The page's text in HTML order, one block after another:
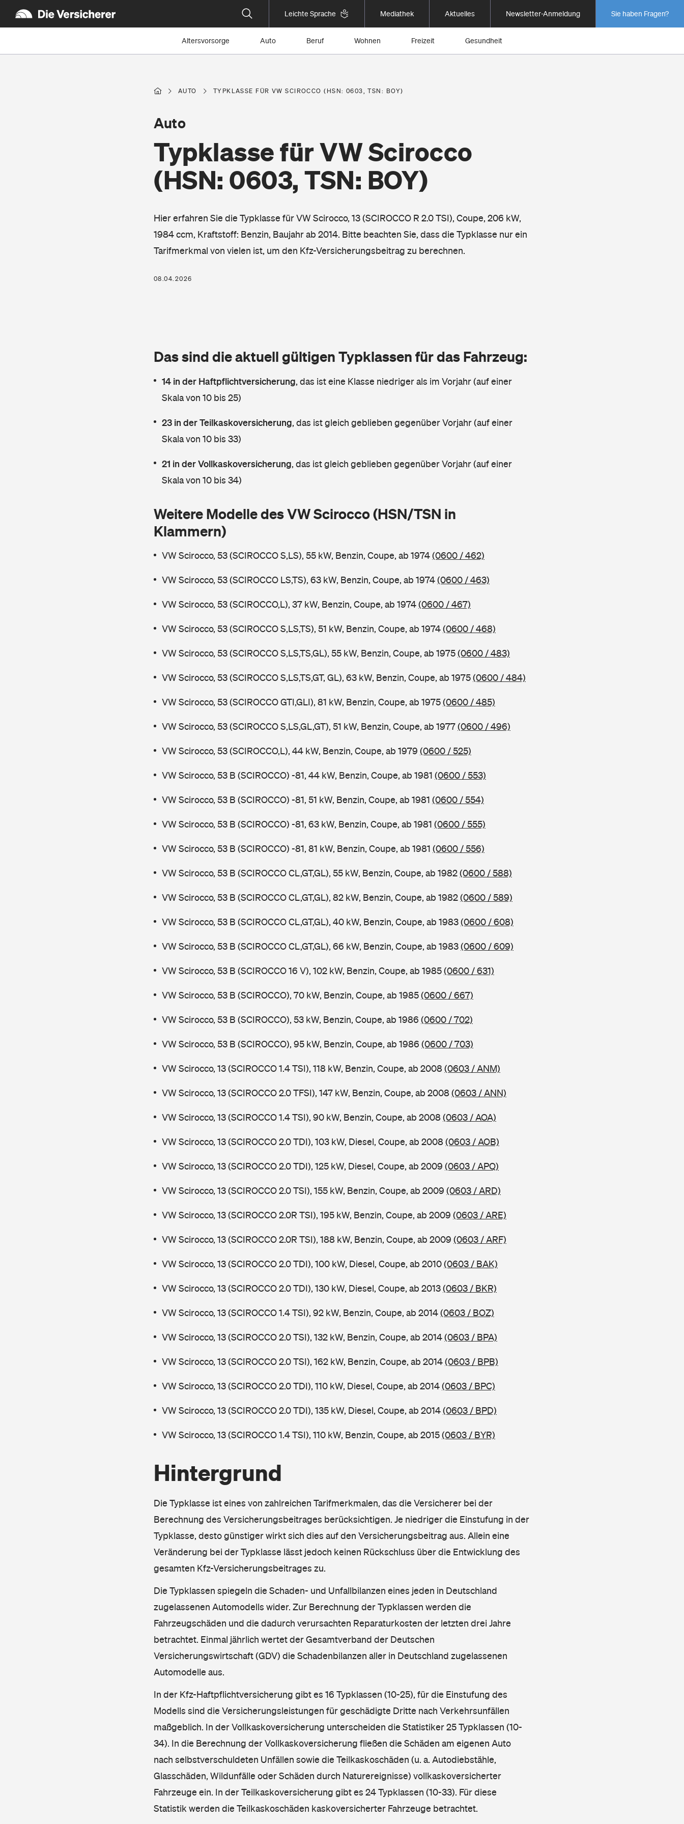
Leichte Sprache Mediathek Aktuelles Newsletter-Anmeldung Sie haben Fragen?
Altersvorsorge Auto Beruf Wohnen Freizeit Gesundheit
AUTO TYPKLASSE FÜR VW SCIROCCO (HSN: 0603, TSN: BOY)
Typklasse für VW Scirocco
(HSN: 0603, TSN: BOY)
Auto
Hier erfahren Sie die Typklasse für VW Scirocco, 13 (SCIROCCO R 2.0 TSI), Coupe, 206 kW,
1984 ccm, Kraftstoff: Benzin, Baujahr ab 2014. Bitte beachten Sie, dass die Typklasse nur ein
Tarifmerkmal von vielen ist, um den Kfz-Versicherungsbeitrag zu berechnen.
08.04.2026
Das sind die aktuell gültigen Typklassen für das Fahrzeug:
14 in der Haftpflichtversicherung, das ist eine Klasse niedriger als im Vorjahr (auf einer
Skala von 10 bis 25)
23 in der Teilkaskoversicherung, das ist gleich geblieben gegenüber Vorjahr (auf einer
Skala von 10 bis 33)
21 in der Vollkaskoversicherung, das ist gleich geblieben gegenüber Vorjahr (auf einer
Skala von 10 bis 34)
Weitere Modelle des VW Scirocco (HSN/TSN in
Klammern)
VW Scirocco, 53 (SCIROCCO S,LS), 55 kW, Benzin, Coupe, ab 1974(0600 / 462)
VW Scirocco, 53 (SCIROCCO LS,TS), 63 kW, Benzin, Coupe, ab 1974(0600 / 463)
VW Scirocco, 53 (SCIROCCO,L), 37 kW, Benzin, Coupe, ab 1974(0600 / 467)
VW Scirocco, 53 (SCIROCCO S,LS,TS), 51 kW, Benzin, Coupe, ab 1974(0600 / 468)
VW Scirocco, 53 (SCIROCCO S,LS,TS,GL), 55 kW, Benzin, Coupe, ab 1975(0600 / 483)
VW Scirocco, 53 (SCIROCCO S,LS,TS,GT, GL), 63 kW, Benzin, Coupe, ab 1975(0600 / 484)
VW Scirocco, 53 (SCIROCCO GTI,GLI), 81 kW, Benzin, Coupe, ab 1975(0600 / 485)
VW Scirocco, 53 (SCIROCCO S,LS,GL,GT), 51 kW, Benzin, Coupe, ab 1977(0600 / 496)
VW Scirocco, 53 (SCIROCCO,L), 44 kW, Benzin, Coupe, ab 1979 (0600 / 525)
VW Scirocco, 53 B (SCIROCCO) -81, 44 kW, Benzin, Coupe, ab 1981 (0600 / 553)
VW Scirocco, 53 B (SCIROCCO) -81, 51 kW, Benzin, Coupe, ab 1981 (0600 / 554)
VW Scirocco, 53 B (SCIROCCO) -81, 63 kW, Benzin, Coupe, ab 1981 (0600 / 555)
VW Scirocco, 53 B (SCIROCCO) -81, 81 kW, Benzin, Coupe, ab 1981 (0600 / 556)
VW Scirocco, 53 B (SCIROCCO CL,GT,GL), 55 kW, Benzin, Coupe, ab 1982(0600 / 588)
VW Scirocco, 53 B (SCIROCCO CL,GT,GL), 82 kW, Benzin, Coupe, ab 1982(0600 / 589)
VW Scirocco, 53 B (SCIROCCO CL,GT,GL), 40 kW, Benzin, Coupe, ab 1983(0600 / 608)
VW Scirocco, 53 B (SCIROCCO CL,GT,GL), 66 kW, Benzin, Coupe, ab 1983(0600 / 609)
VW Scirocco, 53 B (SCIROCCO 16 V), 102 kW, Benzin, Coupe, ab 1985(0600 / 631)
VW Scirocco, 53 B (SCIROCCO), 70 kW, Benzin, Coupe, ab 1985(0600 / 667)
VW Scirocco, 53 B (SCIROCCO), 53 kW, Benzin, Coupe, ab 1986 (0600 / 702)
VW Scirocco, 53 B (SCIROCCO), 95 kW, Benzin, Coupe, ab 1986 (0600 / 703)
VW Scirocco, 13 (SCIROCCO 1.4 TSI), 118 kW, Benzin, Coupe, ab 2008(0603 / ANM)
VW Scirocco, 13 (SCIROCCO 2.0 TFSI), 147 kW, Benzin, Coupe, ab 2008(0603 / ANN)
VW Scirocco, 13 (SCIROCCO 1.4 TSI), 90 kW, Benzin, Coupe, ab 2008(0603 / AOA)
VW Scirocco, 13 (SCIROCCO 2.0 TDI), 103 kW, Diesel, Coupe, ab 2008(0603 / AOB)
VW Scirocco, 13 (SCIROCCO 2.0 TDI), 125 kW, Diesel, Coupe, ab 2009 (0603 / APQ)
VW Scirocco, 13 (SCIROCCO 2.0 TSI), 155 kW, Benzin, Coupe, ab 2009 (0603 / ARD)
VW Scirocco, 13 (SCIROCCO 2.0R TSI), 195 kW, Benzin, Coupe, ab 2009 (0603 / ARE)
VW Scirocco, 13 (SCIROCCO 2.0R TSI), 188 kW, Benzin, Coupe, ab 2009 (0603 / ARF)
VW Scirocco, 13 (SCIROCCO 2.0 TDI), 100 kW, Diesel, Coupe, ab 2010(0603 / BAK)
VW Scirocco, 13 (SCIROCCO 2.0 TDI), 130 kW, Diesel, Coupe, ab 2013(0603 / BKR)
VW Scirocco, 13 (SCIROCCO 1.4 TSI), 92 kW, Benzin, Coupe, ab 2014(0603 / BOZ)
VW Scirocco, 13 (SCIROCCO 2.0 TSI), 132 kW, Benzin, Coupe, ab 2014(0603 / BPA)
VW Scirocco, 13 (SCIROCCO 2.0 TSI), 162 kW, Benzin, Coupe, ab 2014(0603 / BPB)
VW Scirocco, 13 (SCIROCCO 2.0 TDI), 110 kW, Diesel, Coupe, ab 2014(0603 / BPC)
VW Scirocco, 13 (SCIROCCO 2.0 TDI), 135 kW, Diesel, Coupe, ab 2014(0603 / BPD)
VW Scirocco, 13 (SCIROCCO 1.4 TSI), 110 kW, Benzin, Coupe, ab 2015(0603 / BYR)
Hintergrund
Die Typklasse ist eines von zahlreichen Tarifmerkmalen, das die Versicherer bei der
Berechnung des Versicherungsbeitrages berücksichtigen. Je niedriger die Einstufung in der
Typklasse, desto günstiger wirkt sich dies auf den Versicherungsbeitrag aus. Allein eine
Veränderung bei der Typklasse lässt jedoch keinen Rückschluss über die Entwicklung des
gesamten Kfz-Versicherungsbeitrages zu.
Die Typklassen spiegeln die Schaden- und Unfallbilanzen eines jeden in Deutschland
zugelassenen Automodells wider. Zur Berechnung der Typklassen werden die
Fahrzeugschäden und die dadurch verursachten Reparaturkosten der letzten drei Jahre
betrachtet. Einmal jährlich wertet der Gesamtverband der Deutschen
Versicherungswirtschaft (GDV) die Schadenbilanzen aller in Deutschland zugelassenen
Automodelle aus.
In der Kfz-Haftpflichtversicherung gibt es 16 Typklassen (10-25), für die Einstufung des
Modells sind die Versicherungsleistungen für geschädigte Dritte nach Verkehrsunfällen
maßgeblich. In der Vollkaskoversicherung unterscheiden die Statistiker 25 Typklassen (10-
34). In die Berechnung der Vollkaskoversicherung fließen die Schäden am eigenen Auto
nach selbstverschuldeten Unfällen sowie die Teilkaskoschäden (u. a. Autodiebstähle,
Glasschäden, Wildunfälle oder Schäden durch Naturereignisse) vollkaskoversicherter
Fahrzeuge ein. In der Teilkaskoversicherung gibt es 24 Typklassen (10-33). Für diese
Statistik werden die Teilkaskoschäden kaskoversicherter Fahrzeuge betrachtet.